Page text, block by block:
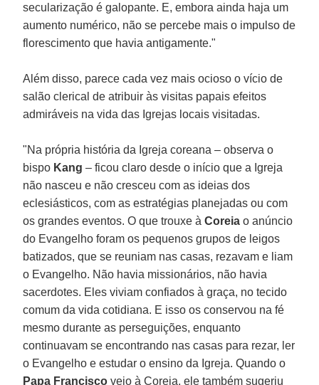
secularização é galopante. E, embora ainda haja um
aumento numérico, não se percebe mais o impulso de
florescimento que havia antigamente."
Além disso, parece cada vez mais ocioso o vício de
salão clerical de atribuir às visitas papais efeitos
admiráveis na vida das Igrejas locais visitadas.
"Na própria história da Igreja coreana – observa o
bispo Kang – ficou claro desde o início que a Igreja
não nasceu e não cresceu com as ideias dos
eclesiásticos, com as estratégias planejadas ou com
os grandes eventos. O que trouxe àCoreia o anúncio
do Evangelho foram os pequenos grupos de leigos
batizados, que se reuniam nas casas, rezavam e liam
o Evangelho. Não havia missionários, não havia
sacerdotes. Eles viviam confiados à graça, no tecido
comum da vida cotidiana. E isso os conservou na fé
mesmo durante as perseguições, enquanto
continuavam se encontrando nas casas para rezar, ler
o Evangelho e estudar o ensino da Igreja. Quando o
Papa Francisco veio à Coreia, ele também sugeriu